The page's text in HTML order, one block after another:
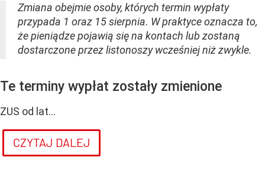
Zmiana obejmie osoby, których termin wypłaty
przypada 1 oraz 15 sierpnia. W praktyce oznacza to,
że pieniądze pojawią się na kontach lub zostaną
dostarczone przez listonoszy wcześniej niż zwykle.
Te terminy wypłat zostały zmienione
ZUS od lat...
CZYTAJ DALEJ